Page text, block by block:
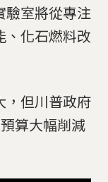
驗室將從專注
、化石燃料改
，但川普政府
算大幅削減